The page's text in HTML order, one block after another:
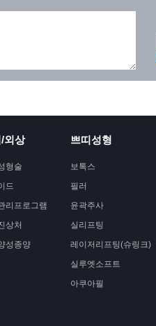
외상
형술
드
리프로그램
상처
성종양
쁘띠성형
보톡스
필러
윤곽주사
실리프팅
레이저리프팅(슈링크)
실루엣소프트
아쿠아필